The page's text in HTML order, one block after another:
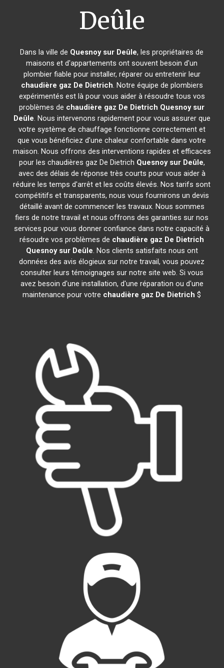
Deûle
Dans la ville de Quesnoy sur Deûle, les propriétaires de
maisons et d'appartements ont souvent besoin d'un
plombier fiable pour installer, réparer ou entretenir leur
chaudière gaz De Dietrich. Notre équipe de plombiers
expérimentés est là pour vous aider à résoudre tous vos
problèmes de chaudière gaz De Dietrich Quesnoy sur
Deûle. Nous intervenons rapidement pour vous assurer que
votre système de chauffage fonctionne correctement et
que vous bénéficiez d'une chaleur confortable dans votre
maison. Nous offrons des interventions rapides et efficaces
pour les chaudières gaz De Dietrich Quesnoy sur Deûle,
avec des délais de réponse très courts pour vous aider à
réduire les temps d'arrêt et les coûts élevés. Nos tarifs sont
compétitifs et transparents, nous vous fournirons un devis
détaillé avant de commencer les travaux. Nous sommes
fiers de notre travail et nous offrons des garanties sur nos
services pour vous donner confiance dans notre capacité à
résoudre vos problèmes de chaudière gaz De Dietrich
Quesnoy sur Deûle. Nos clients satisfaits nous ont
données des avis élogieux sur notre travail, vous pouvez
consulter leurs témoignages sur notre site web. Si vous
avez besoin d'une installation, d'une réparation ou d'une
maintenance pour votre chaudière gaz De Dietrich $